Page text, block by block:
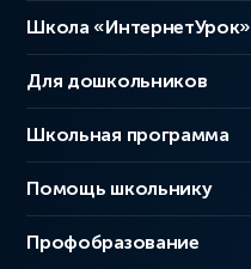
Школа «ИнтернетУрок»
Для дошкольников
Школьная программа
Помощь школьнику
Профобразование